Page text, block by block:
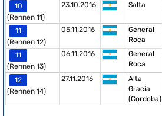
10
(Rennen 11)
23.10.2016 Salta
11
(Rennen 12)
05.11.2016
General
Roca
11
(Rennen 13)
06.11.2016
General
Roca
12
(Rennen 14)
27.11.2016
Alta
Gracia
(Cordoba)